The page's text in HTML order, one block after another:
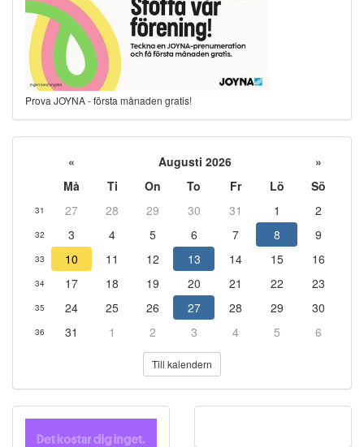
Prova JOYNA - första månaden gratis!
« Augusti 2026
»
Må
Ti On To Fr Lö Sö
31 27 28 29 30 31 1 2
32 3 4 5 6 7 8 9
33 10 11 12 13 14 15 16
34 17 18 19 20 21 22 23
35 24 25 26 27 28 29 30
36 31 1 2 3 4 5 6
Till kalendern